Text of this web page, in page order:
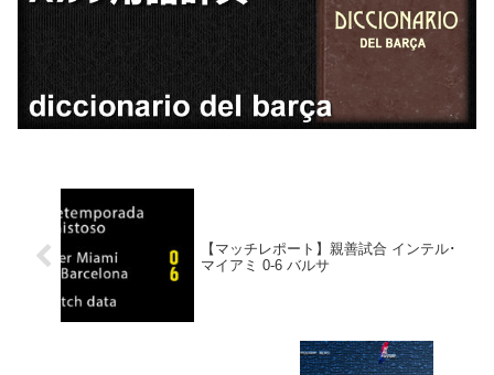
【マッチレポート】親善試合 インテル･
マイアミ 0-6 バルサ